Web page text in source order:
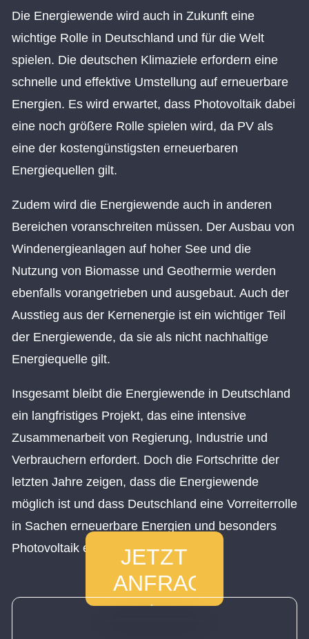
Die Energiewende wird auch in Zukunft eine
wichtige Rolle in Deutschland und für die Welt
spielen. Die deutschen Klimaziele erfordern eine
schnelle und effektive Umstellung auf erneuerbare
Energien. Es wird erwartet, dass Photovoltaik dabei
eine noch größere Rolle spielen wird, da PV als
eine der kostengünstigsten erneuerbaren
Energiequellen gilt.
Zudem wird die Energiewende auch in anderen
Bereichen voranschreiten müssen. Der Ausbau von
Windenergieanlagen auf hoher See und die
Nutzung von Biomasse und Geothermie werden
ebenfalls vorangetrieben und ausgebaut. Auch der
Ausstieg aus der Kernenergie ist ein wichtiger Teil
der Energiewende, da sie als nicht nachhaltige
Energiequelle gilt.
Insgesamt bleibt die Energiewende in Deutschland
ein langfristiges Projekt, das eine intensive
Zusammenarbeit von Regierung, Industrie und
Verbrauchern erfordert. Doch die Fortschritte der
letzten Jahre zeigen, dass die Energiewende
möglich ist und dass Deutschland eine Vorreiterrolle
in Sachen erneuerbare Energien und besonders
Photovoltaik einnehmen kann.
JETZT
ANFRAGEN
und von